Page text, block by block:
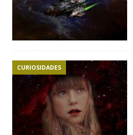
CURIOSIDADES